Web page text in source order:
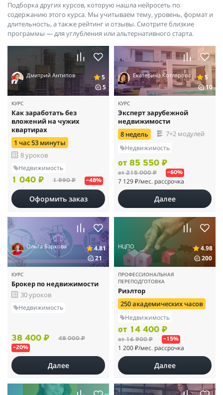
Подборка других курсов, которую нашла нейросеть по
содержанию этого курса. Мы учитываем тему, уровень, формат и
длительность, а также рейтинг и отзывы. Смотрите близкие
программы — для углубления или альтернативного старта.
Дмитрий Антипов
5
5
КУРС
Как заработать без
вложений на чужих
квартирах
1 час 53 минуты
8 уроков
Недвижимость
1 040 ₽ 1 990 ₽ –48%
Оформить заказ
Екатерина Котлярова
5
10
КУРС
Эксперт зарубежной
недвижимости
8 недель
7+2 модулей
Недвижимость
от 85 550 ₽
от 215 000 ₽ –60%
7 129 ₽/мес. рассрочка
Далее
Ольга Баркова
4.81
21
КУРС
Брокер по недвижимости
30 уроков
Недвижимость
38 400 ₽ 48 000 ₽
–20%
Далее
НЦПО
4.98
200
ПРОФЕССИОНАЛЬНАЯ
ПЕРЕПОДГОТОВКА
Риэлтор
250 академических часов
Недвижимость
от 14 400 ₽
от 16 900 ₽ –15%
1 200 ₽/мес. рассрочка
Далее